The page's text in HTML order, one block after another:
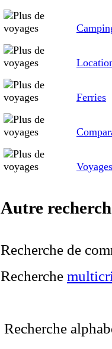
Ferries
Autre
Recherche de
Recherche
Recherche